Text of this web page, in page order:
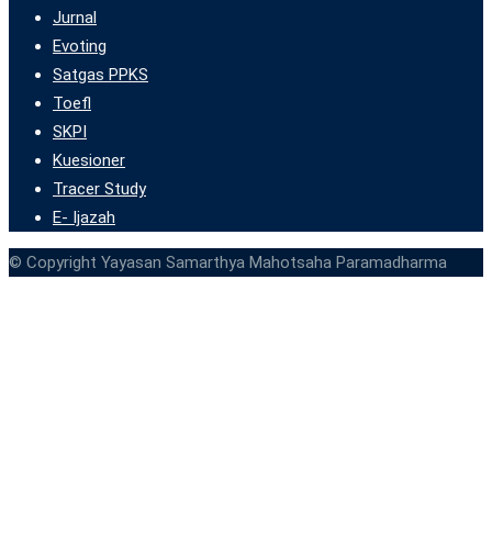
Jurnal
Evoting
Satgas PPKS
Toefl
SKPI
Kuesioner
Tracer Study
E- Ijazah
© Copyright Yayasan Samarthya Mahotsaha Paramadharma